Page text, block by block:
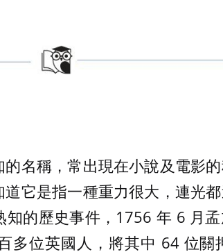
名稱，常出現在小說及電影
它是指一種重力很大，連光
的歷史事件，1756 年 6 月
多位英國人，將其中 64 位關